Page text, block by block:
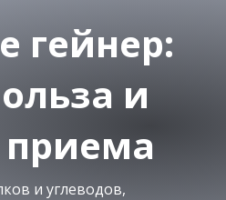
гейнер:
и
и углеводов,